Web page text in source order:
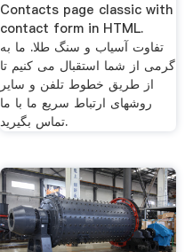
Contacts page classic with
contact form in HTML.
تفاوت آسیاب و سنگ طلا. ما به
گرمی از شما استقبال می کنیم تا
از طریق خطوط تلفن و سایر
روشهای ارتباط سریع ما با ما
تماس بگیرید.